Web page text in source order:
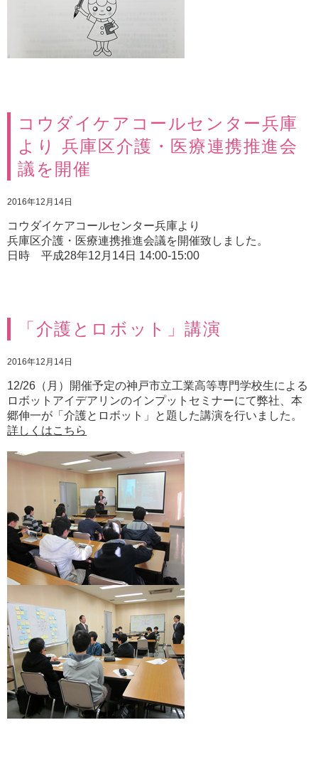
コウダイケアコールセンター兵庫
より 兵庫区介護・医療連携推進会
議を開催
2016年12月14日
コウダイケアコールセンター兵庫より
兵庫区介護・医療連携推進会議を開催致しました。
日時 平成28年12月14日 14:00-15:00
「介護とロボット」講演
2016年12月14日
12/26（月）開催予定の神戸市立工業高等専門学校生による
ロボットアイデアリンのインプットセミナーにて弊社、本
郷伸一が「介護とロボット」と題した講演を行いました。
詳しくはこちら